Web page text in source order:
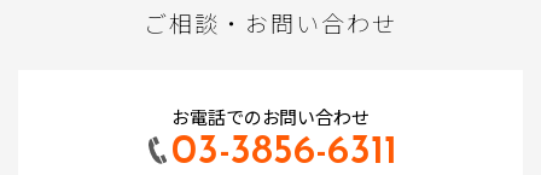
ご相談・お問い合わせ
お電話でのお問い合わせ
03-3856-6311